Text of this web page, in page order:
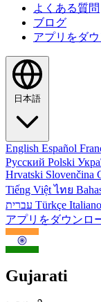
よくある質問
ブログ
アプリをダ
日本語
English Español
Русский Polski
Hrvatski Slovenčina
Tiếng Việtไทย
Türkçe Italiano
アプリをダウンロ
Gujarati